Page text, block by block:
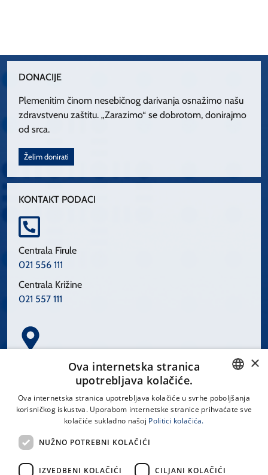
DONACIJE
Plemenitim činom nesebičnog darivanja osnažimo našu
zdravstvenu zaštitu. „Zarazimo“ se dobrotom, donirajmo
od srca.
Želim donirati
KONTAKT PODACI
Centrala Firule
021 556 111
Centrala Križine
021 557 111
Spinčićeva 1, 21000 Split
LINKOVI
CROATIAN
×
Ova internetska stranica
upotrebljava kolačiće.
Ova internetska stranica upotrebljava kolačiće u svrhe poboljšanja
korisničkog iskustva. Uporabom internetske stranice prihvaćate sve
kolačiće sukladno našoj Politici kolačića.
NUŽNO POTREBNI KOLAČIĆI
IZVEDBENI KOLAČIĆI CILJANI KOLAČIĆI